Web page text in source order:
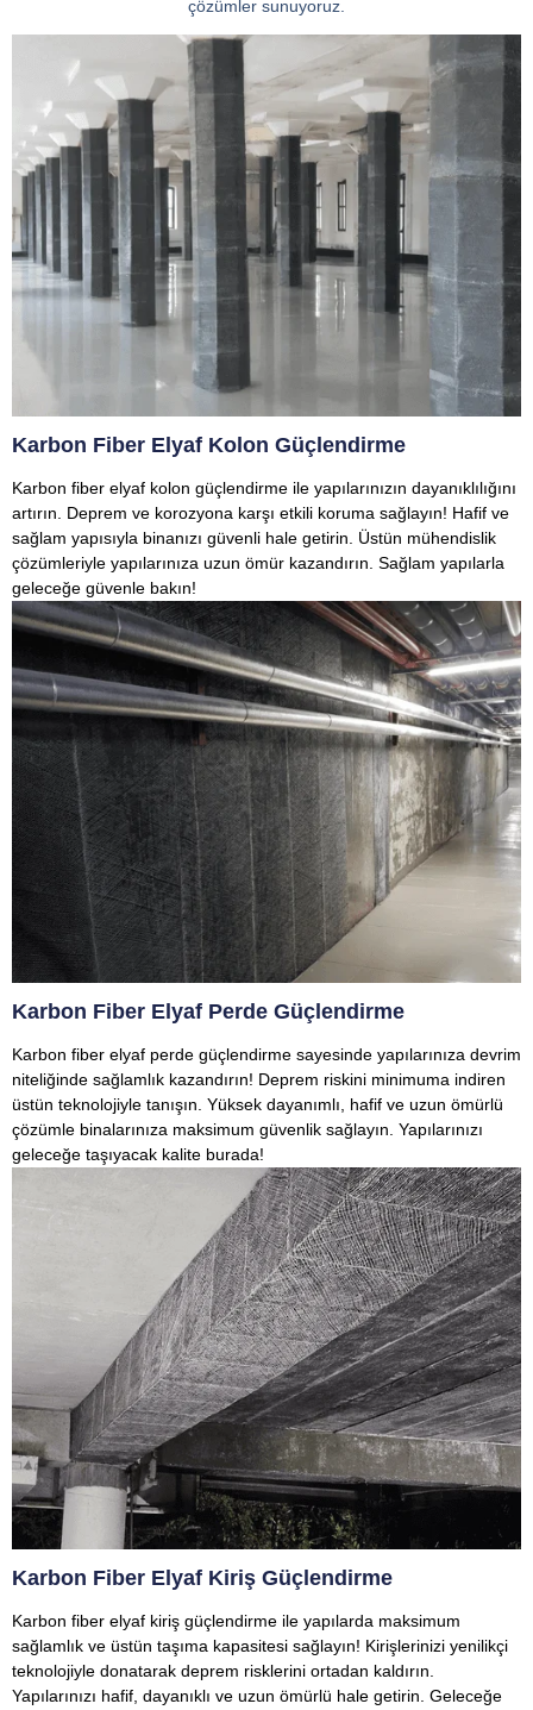
çözümler sunuyoruz.
Karbon Fiber Elyaf Kolon Güçlendirme
Karbon fiber elyaf kolon güçlendirme ile yapılarınızın dayanıklılığını
artırın. Deprem ve korozyona karşı etkili koruma sağlayın! Hafif ve
sağlam yapısıyla binanızı güvenli hale getirin. Üstün mühendislik
çözümleriyle yapılarınıza uzun ömür kazandırın. Sağlam yapılarla
geleceğe güvenle bakın!
Karbon Fiber Elyaf Perde Güçlendirme
Karbon fiber elyaf perde güçlendirme sayesinde yapılarınıza devrim
niteliğinde sağlamlık kazandırın! Deprem riskini minimuma indiren
üstün teknolojiyle tanışın. Yüksek dayanımlı, hafif ve uzun ömürlü
çözümle binalarınıza maksimum güvenlik sağlayın. Yapılarınızı
geleceğe taşıyacak kalite burada!
Karbon Fiber Elyaf Kiriş Güçlendirme
Karbon fiber elyaf kiriş güçlendirme ile yapılarda maksimum
sağlamlık ve üstün taşıma kapasitesi sağlayın! Kirişlerinizi yenilikçi
teknolojiyle donatarak deprem risklerini ortadan kaldırın.
Yapılarınızı hafif, dayanıklı ve uzun ömürlü hale getirin. Geleceğe